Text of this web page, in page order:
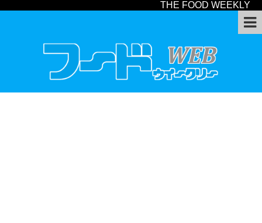
THE FOOD WEEKLY